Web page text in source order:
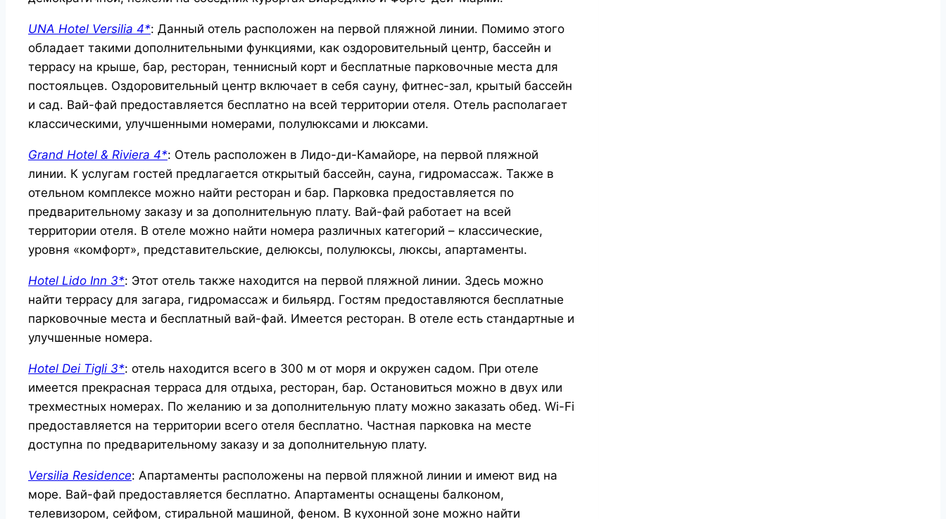
UNA Hotel Versilia 4*: Данный отель расположен на первой пляжной линии. Помимо этого
обладает такими дополнительными функциями, как оздоровительный центр, бассейн и
террасу на крыше, бар, ресторан, теннисный корт и бесплатные парковочные места для
постояльцев. Оздоровительный центр включает в себя сауну, фитнес-зал, крытый бассейн
и сад. Вай-фай предоставляется бесплатно на всей территории отеля. Отель располагает
классическими, улучшенными номерами, полулюксами и люксами.
Grand Hotel & Riviera 4*: Отель расположен в Лидо-ди-Камайоре, на первой пляжной
линии. К услугам гостей предлагается открытый бассейн, сауна, гидромассаж. Также в
отельном комплексе можно найти ресторан и бар. Парковка предоставляется по
предварительному заказу и за дополнительную плату. Вай-фай работает на всей
территории отеля. В отеле можно найти номера различных категорий – классические,
уровня «комфорт», представительские, делюксы, полулюксы, люксы, апартаменты.
Hotel Lido Inn 3*: Этот отель также находится на первой пляжной линии. Здесь можно
найти террасу для загара, гидромассаж и бильярд. Гостям предоставляются бесплатные
парковочные места и бесплатный вай-фай. Имеется ресторан. В отеле есть стандартные и
улучшенные номера.
Hotel Dei Tigli 3*: отель находится всего в 300 м от моря и окружен садом. При отеле
имеется прекрасная терраса для отдыха, ресторан, бар. Остановиться можно в двух или
трехместных номерах. По желанию и за дополнительную плату можно заказать обед. Wi-Fi
предоставляется на территории всего отеля бесплатно. Частная парковка на месте
доступна по предварительному заказу и за дополнительную плату.
Versilia Residence: Апартаменты расположены на первой пляжной линии и имеют вид на
море. Вай-фай предоставляется бесплатно. Апартаменты оснащены балконом,
телевизором, сейфом, стиральной машиной, феном. В кухонной зоне можно найти